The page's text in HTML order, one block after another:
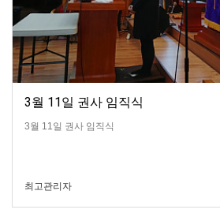
3월 11일 권사 임직식
3월 11일 권사 임직식
최고관리자